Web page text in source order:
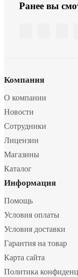
Ранее вы
Компания
О компании
Новости
Сотрудники
Лицензии
Магазины
Каталог
Информация
Помощь
Условия оплаты
Условия доставки
Гарантия на товар
Карта сайта
Политика